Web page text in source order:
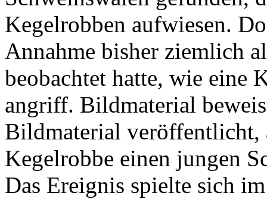
Kegelrobben aufwiesen.
Annahme bisher ziemlich
beobachtet hatte, wie eine
angriff. Bildmaterial
Bildmaterial veröffentlicht,
Kegelrobbe einen jungen
Das Ereignis spielte sich